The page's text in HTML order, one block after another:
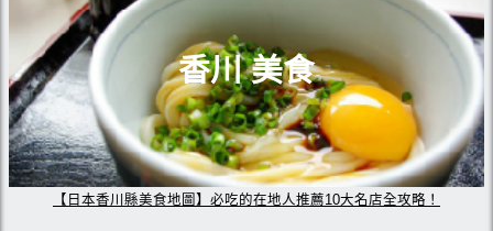
香川 美食
【日本香川縣美食地圖】必吃的在地人推薦10大名店全攻略！